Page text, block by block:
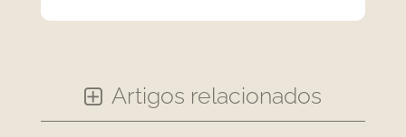
Artigos relacionados